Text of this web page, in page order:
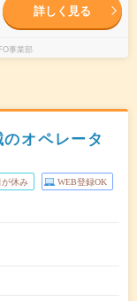
詳しく見る
事業部
オペレータ
が休み WEB登録OK